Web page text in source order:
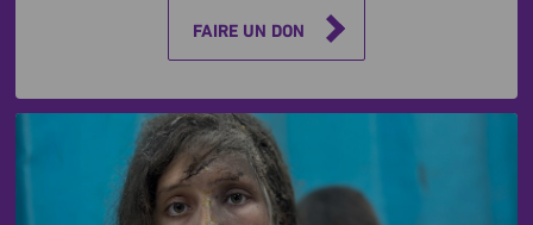
FAIRE UN DON